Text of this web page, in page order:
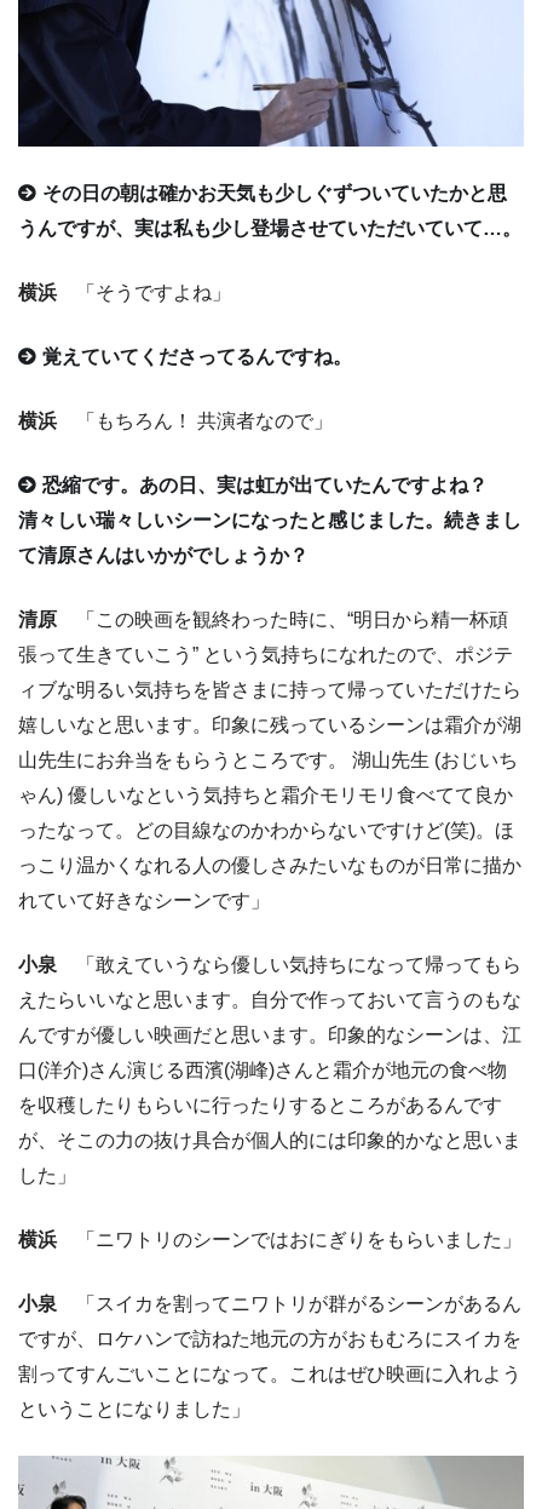
その日の朝は確かお天気も少しぐずついていたかと思
うんですが、実は私も少し登場させていただいていて…。
横浜 「そうですよね」
覚えていてくださってるんですね。
横浜 「もちろん！ 共演者なので」
恐縮です。あの日、実は虹が出ていたんですよね？
清々しい瑞々しいシーンになったと感じました。続きまし
て清原さんはいかがでしょうか？
清原 「この映画を観終わった時に、“明日から精一杯頑
張って生きていこう” という気持ちになれたので、ポジテ
ィブな明るい気持ちを皆さまに持って帰っていただけたら
嬉しいなと思います。印象に残っているシーンは霜介が湖
山先生にお弁当をもらうところです。 湖山先生 (おじいち
ゃん) 優しいなという気持ちと霜介モリモリ食べてて良か
ったなって。どの目線なのかわからないですけど(笑)。ほ
っこり温かくなれる人の優しさみたいなものが日常に描か
れていて好きなシーンです」
小泉 「敢えていうなら優しい気持ちになって帰ってもら
えたらいいなと思います。自分で作っておいて言うのもな
んですが優しい映画だと思います。印象的なシーンは、江
口(洋介)さん演じる西濱(湖峰)さんと霜介が地元の食べ物
を収穫したりもらいに行ったりするところがあるんです
が、そこの力の抜け具合が個人的には印象的かなと思いま
した」
横浜 「ニワトリのシーンではおにぎりをもらいました」
小泉 「スイカを割ってニワトリが群がるシーンがあるん
ですが、ロケハンで訪ねた地元の方がおもむろにスイカを
割ってすんごいことになって。これはぜひ映画に入れよう
ということになりました」